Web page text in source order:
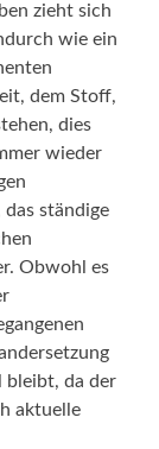
zieht sich
wie ein
dem Stoff,
dies
wieder
ständige
Obwohl es
bleibt, da der
aktuelle